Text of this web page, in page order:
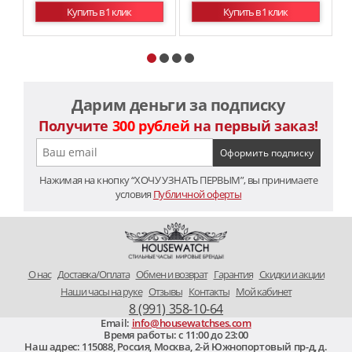
Купить в 1 клик
Купить в 1 клик
Дарим деньги за подписку
Получите 300 рублей на первый заказ!
Нажимая на кнопку “ХОЧУ УЗНАТЬ ПЕРВЫМ”, вы принимаете
условия Публичной оферты
O нас Доставка/Оплата Обмен и возврат Гарантия Скидки и акции
Наши часы на руке Отзывы Контакты Мой кабинет
8 (991) 358-10-64
Email: info@housewatchses.com
Время работы: c 11:00 до 23:00
Наш адрес: 115088, Россия, Москва 2-й Южнопортовый пр-д, д.